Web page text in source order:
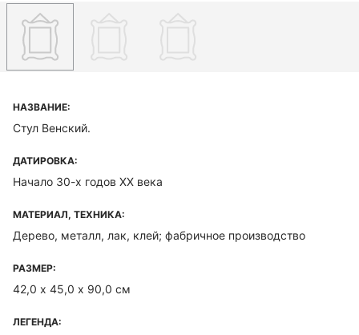
НАЗВАНИЕ:
Стул Венский.
ДАТИРОВКА:
Начало 30-х годов XX века
МАТЕРИАЛ, ТЕХНИКА:
Дерево, металл, лак, клей; фабричное производство
РАЗМЕР:
42,0 х 45,0 х 90,0 см
ЛЕГЕНДА: